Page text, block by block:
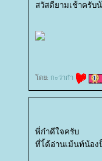
สวัสดียามเช้าครับ
ดย: กะว่าก๋า
พี่ก๋าดีใจครับ
ที่ไ้ด้อ่านเม้นท์น้อง